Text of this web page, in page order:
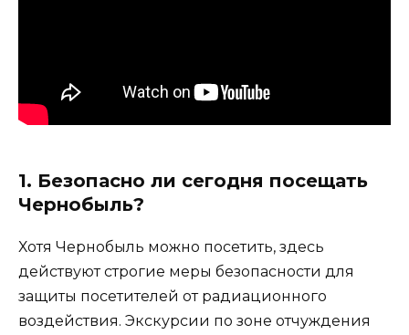
1. Безопасно ли сегодня посещать
Чернобыль?
Хотя Чернобыль можно посетить, здесь
действуют строгие меры безопасности для
защиты посетителей от радиационного
воздействия. Экскурсии по зоне отчуждения